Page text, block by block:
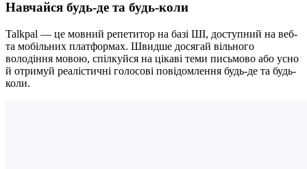
Навчайся будь-де та будь-коли
Talkpal — це мовний репетитор на базі ШІ, доступний на веб-
та мобільних платформах. Швидше досягай вільного
володіння мовою, спілкуйся на цікаві теми письмово або усно
й отримуй реалістичні голосові повідомлення будь-де та будь-
коли.